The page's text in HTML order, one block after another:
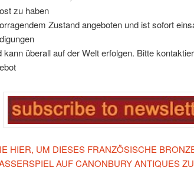
zu haben
Zustand angeboten und ist sofort
kann überall auf der Welt erfolgen. Bitte
HIER, UM DIESES FRANZÖSISCHE
AUF CANONBURY ANTIQUES